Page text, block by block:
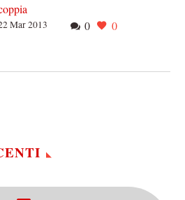
teneri inizi “Non sto
0 0
Mar 2013